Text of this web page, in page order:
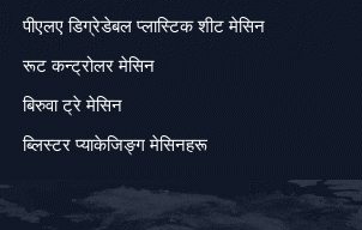
पीएलए डिग्रेडेबल प्लास्टिक शीट मेसिन
रूट कन्ट्रोलर मेसिन
बिरुवा ट्रे मेसिन
ब्लिस्टर प्याकेजिङ्ग मेसिनहरू